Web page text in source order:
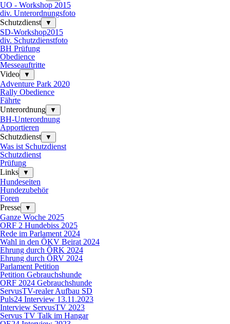
UO - Workshop 2015
div. Unterordnungsfoto
Schutzdienst
▼
SD-Workshop2015
div. Schutzdienstfoto
BH Prüfung
Obedience
Messeauftritte
Video
▼
Adventure Park 2020
Rally Obedience
Fährte
Unterordnung
▼
BH-Unterordnung
Apportieren
Schutzdienst
▼
Was ist Schutzdienst
Schutzdienst
Prüfung
Links
▼
Hundeseiten
Hundezubehör
Foren
Presse
▼
Ganze Woche 2025
ORF 2 Hundebiss 2025
Rede im Parlament 2024
Wahl in den ÖKV Beirat 2024
Ehrung durch ÖRK 2024
Ehrung durch ÖRV 2024
Parlament Petition
Petition Gebrauchshunde
ORF 2024 Gebrauchshunde
ServusTV-realer Aufbau SD
Puls24 Interview 13.11.2023
Interview ServusTV 2023
Servus TV Talk im Hangar